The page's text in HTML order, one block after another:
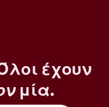
έχουν
μία.